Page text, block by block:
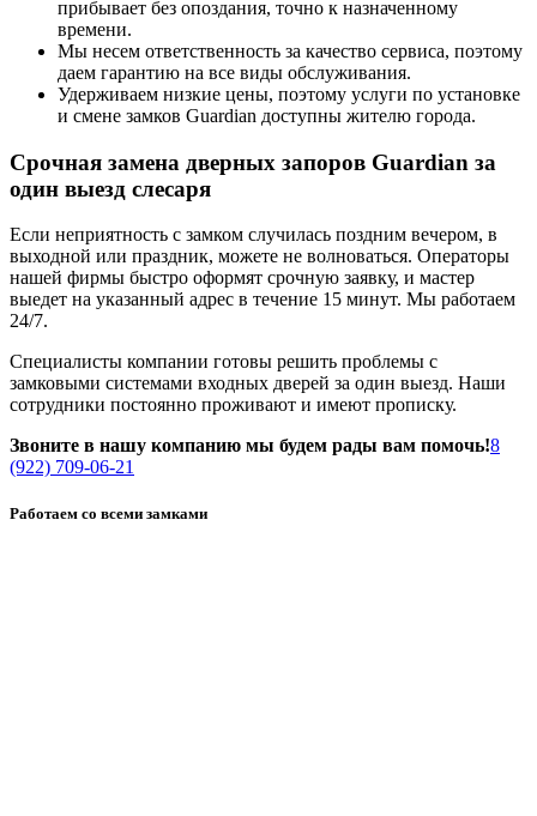
прибывает без опоздания, точно к назначенному
времени.
Мы несем ответственность за качество сервиса, поэтому
даем гарантию на все виды обслуживания.
Удерживаем низкие цены, поэтому услуги по установке
и смене замков Guardian доступны жителю города.
Срочная замена дверных запоров Guardian за
один выезд слесаря
Если неприятность с замком случилась поздним вечером, в
выходной или праздник, можете не волноваться. Операторы
нашей фирмы быстро оформят срочную заявку, и мастер
выедет на указанный адрес в течение 15 минут. Мы работаем
24/7.
Специалисты компании готовы решить проблемы с
замковыми системами входных дверей за один выезд. Наши
сотрудники постоянно проживают и имеют прописку.
Звоните в нашу компанию мы будем рады вам помочь!8
(922) 709-06-21
Работаем со всеми замками